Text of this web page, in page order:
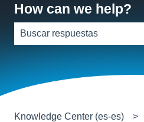
How can we help?
Knowledge Center (es-es)